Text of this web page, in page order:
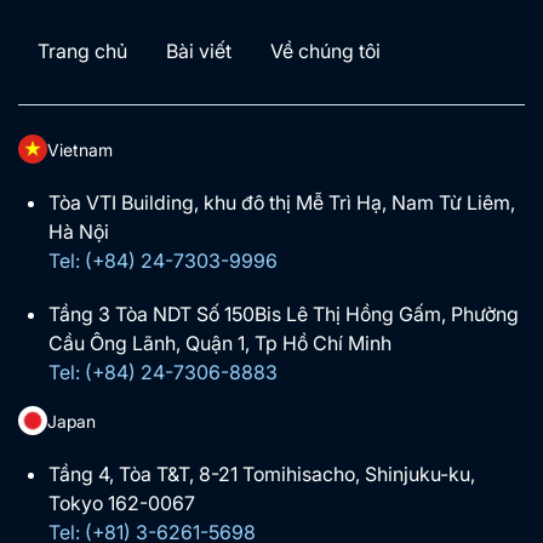
Trang chủ Bài viết Về chúng tôi
Vietnam
Tòa VTI Building, khu đô thị Mễ Trì Hạ, Nam Từ Liêm,
Hà Nội
Tel: (+84) 24-7303-9996
Tầng 3 Tòa NDT Số 150Bis Lê Thị Hồng Gấm, Phường
Cầu Ông Lãnh, Quận 1, Tp Hồ Chí Minh
Tel: (+84) 24-7306-8883
Japan
Tầng 4, Tòa T&T, 8-21 Tomihisacho, Shinjuku-ku,
Tokyo 162-0067
Tel: (+81) 3-6261-5698